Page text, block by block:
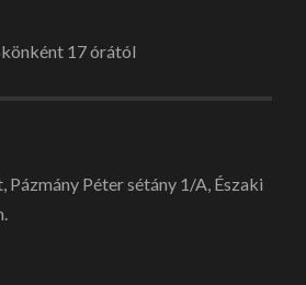
17 órától
Pázmány Péter sétány 1/A, Északi